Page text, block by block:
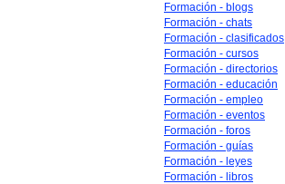
Formación - blogs
Formación - chats
Formación - clasificados
Formación - cursos
Formación - directorios
Formación - educación
Formación - empleo
Formación - eventos
Formación - foros
Formación - guías
Formación - leyes
Formación - libros